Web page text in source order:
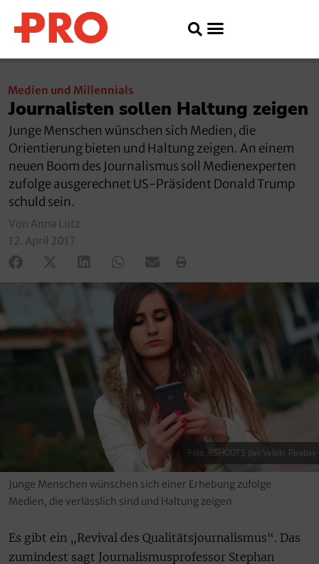
Medien und Millennials
Journalisten sollen Haltung zeigen
Junge Menschen wünschen sich Medien, die
Orientierung bieten und Haltung zeigen. An einem
neuen Boom des Journalismus soll Medienexperten
zufolge ausgerechnet US-Präsident Donald Trump
schuld sein.
Von Anna Lutz
12. April 2017
Foto: JESHOOTS (Jan Vašek), Pixabay
Junge Menschen wünschen sich einer Erhebung zufolge
Medien, die verlässlich sind und Haltung zeigen
Es gibt ein „Revival des Qualitätsjournalismus“. Das
zumindest sagt Journalismusprofessor Stephan